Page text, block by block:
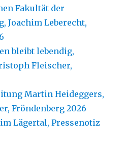
Fakultät der
Joachim Leberecht,
bleibt lebendig,
Fleischer,
Martin Heideggers,
Fröndenberg 2026
Lägertal, Pressenotiz